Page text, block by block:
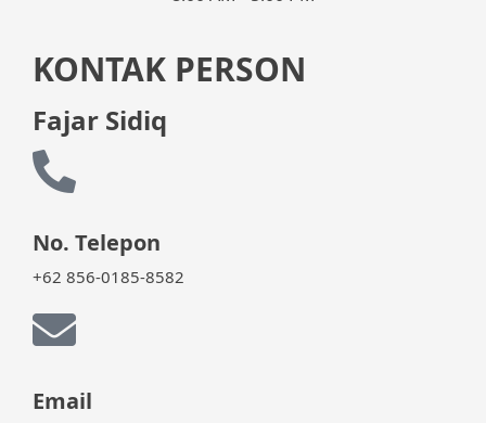
KONTAK PERSON
Fajar Sidiq
No. Telepon
+62 856-0185-8582
Email